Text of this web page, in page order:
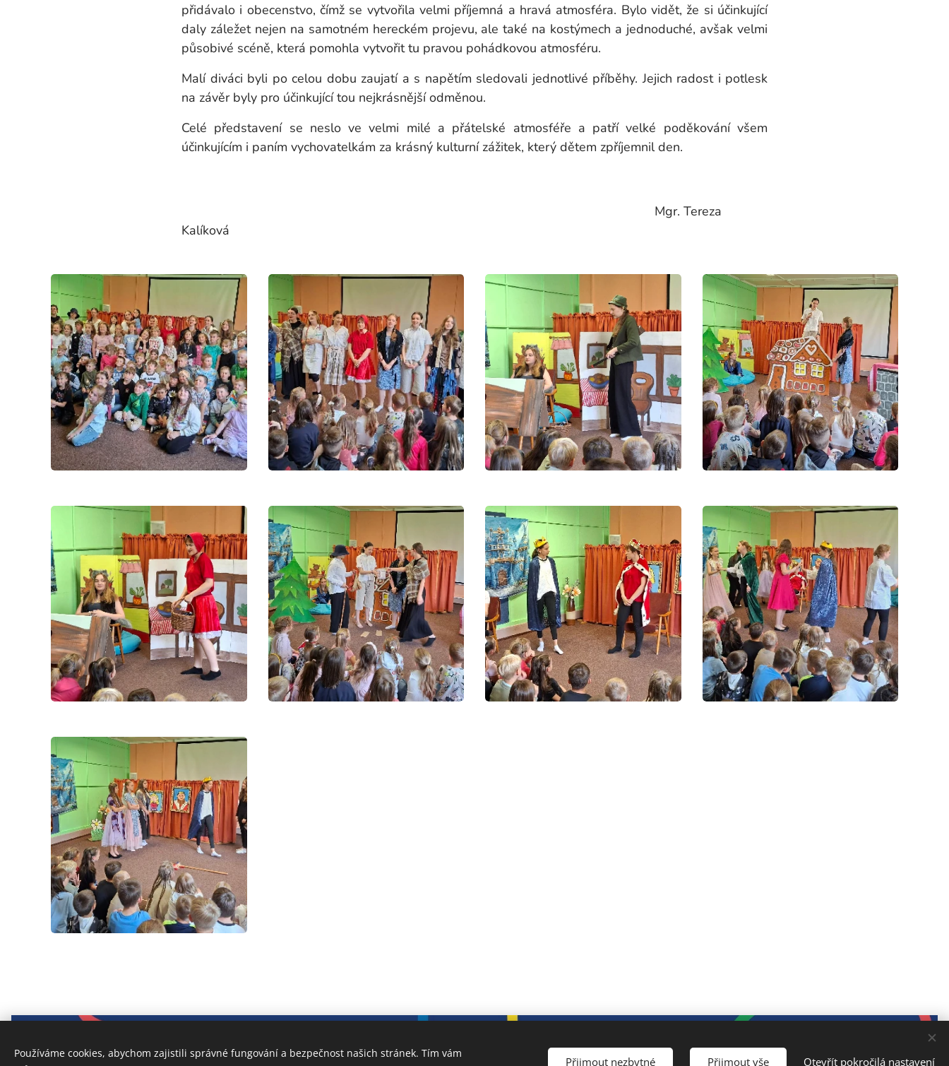
přidávalo i obecenstvo, čímž se vytvořila velmi příjemná a hravá atmosféra. Bylo vidět, že si účinkující
daly záležet nejen na samotném hereckém projevu, ale také na kostýmech a jednoduché, avšak velmi
působivé scéně, která pomohla vytvořit tu pravou pohádkovou atmosféru.
Malí diváci byli po celou dobu zaujatí a s napětím sledovali jednotlivé příběhy. Jejich radost i potlesk
na závěr byly pro účinkující tou nejkrásnější odměnou.
Celé představení se neslo ve velmi milé a přátelské atmosféře a patří velké poděkování všem
účinkujícím i paním vychovatelkám za krásný kulturní zážitek, který dětem zpříjemnil den.
Mgr. Tereza
Kalíková
Prohlášení o přístupnosti
Cookies
Používáme cookies, abychom zajistili správné fungování a bezpečnost našich stránek. Tím vám
Přijmout nezbytné Přijmout vše Otevřít pokročilá nastavení